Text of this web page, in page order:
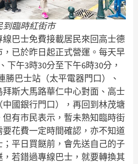
到臨時紅街市
巴士免費接載居民來回高士德
已於昨日起正式營運。每天早
下午3時30分至下午6時30分，
勝巴士站（太平電器門口）、
斯大馬路華仁中心對面、高士
國銀行門口），再回到林茂塘
有市民表示，暫未熟知臨時街
花費一定時間確認，亦不知道
平日買餸前，會先送自己的子
若錯過專線巴士，就要轉換其